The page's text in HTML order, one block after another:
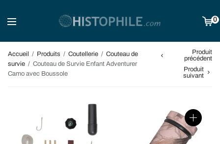
0
Accueil / Produits / Coutellerie / Couteau de
survie / Couteau de Survie Enfant Adventurer
Camo avec Boussole
Produit
précédent
Produit
suivant